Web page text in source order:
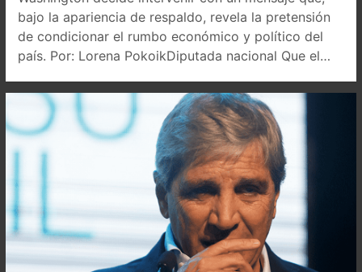
bajo la apariencia de respaldo, revela la pretensión
de condicionar el rumbo económico y político del
país. Por: Lorena PokoikDiputada nacional Que el…